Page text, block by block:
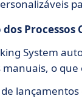
Processos
System
o
lançamentos